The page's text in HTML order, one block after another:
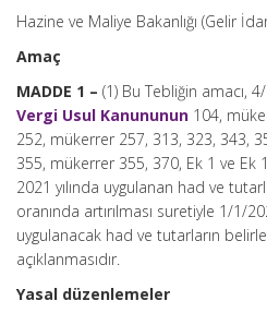
Hazine ve Maliye Bakanlığı (Gelir
Amaç
MADDE 1 – (1) Bu Tebliğin amacı,
Vergi Usul Kanununun 104,
252, mükerrer 257, 313, 323, 343,
355, mükerrer 355, 370, Ek 1 ve Ek
2021 yılında uygulanan had ve
oranında artırılması suretiyle 1/1/
uygulanacak had ve tutarların
açıklanmasıdır.
Yasal düzenlemeler